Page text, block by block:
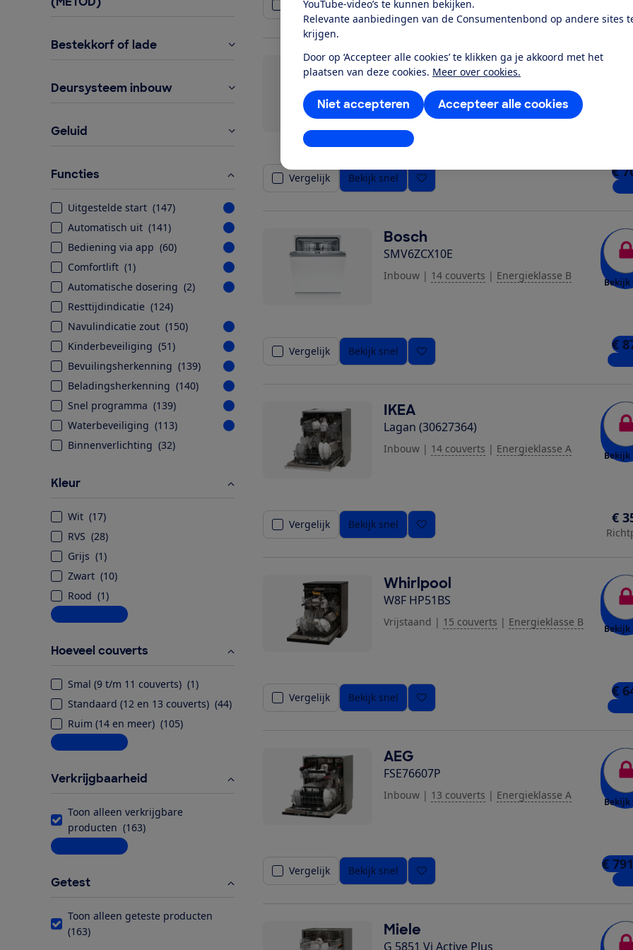
YouTube-video’s te kunnen bekijken.
Relevante aanbiedingen van de Consumentenbond op andere sites
krijgen.
Door op ‘Accepteer alle cookies’ te klikken ga je akkoord met het
plaatsen van deze cookies. Meer over cookies.
Accepteer alle cookies
Niet accepteren
Instellingen aanpassen
Bestekkorf of lade
Deursysteem inbouw
Geluid
Functies
Uitgestelde start (147)
Automatisch uit (141)
Bediening via app (60)
Comfortlift (1)
Automatische dosering (2)
Resttijdindicatie (124)
Navulindicatie zout (150)
Kinderbeveiliging (51)
Bevuilingsherkenning (139)
Beladingsherkenning (140)
Snel programma (139)
Waterbeveiliging (113)
Binnenverlichting (32)
Kleur
Wit (17)
RVS (28)
Grijs (1)
Zwart (10)
Rood (1)
Meer informatie
Hoeveel couverts
Smal (9 t/m 11 couverts) (1)
Standaard (12 en 13 couverts) (44)
Ruim (14 en meer) (105)
Meer informatie
Verkrijgbaarheid
Toon alleen verkrijgbare
producten (163)
Meer informatie
Getest
Toon alleen geteste producten
(163)
Vergelijk Bekijk snel
Siemens
SN63HX16CN
Inbouw | 14 couverts | Energieklasse C
Vergelijk Bekijk snel €
1
Bosch
SMV6ZCX10E
Inbouw | 14 couverts | Energieklasse B
Bekijk
Vergelijk Bekijk snel €
3
IKEA
Lagan (30627364)
Inbouw | 14 couverts | Energieklasse A
Bekijk
Vergelijk Bekijk snel €
Whirlpool
W8F HP51BS
Vrijstaand | 15 couverts | Energieklasse B
Bekijk
Vergelijk Bekijk snel €
2
AEG
FSE76607P
Inbouw | 13 couverts | Energieklasse A
Bekijk
Vergelijk Bekijk snel €
1
Miele
G 5851 Vi Active Plus